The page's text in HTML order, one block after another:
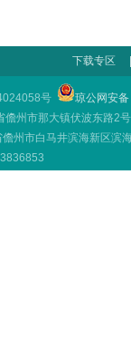
下载专区
号
琼公网安
省儋州市那大镇伏波
市白马井滨海新区滨